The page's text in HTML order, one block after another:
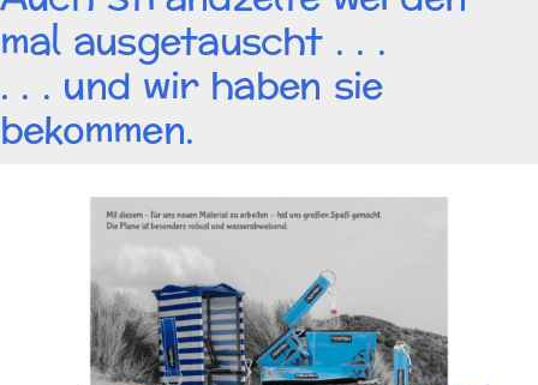
mal ausgetauscht . . .
. . . und wir haben sie
bekommen.